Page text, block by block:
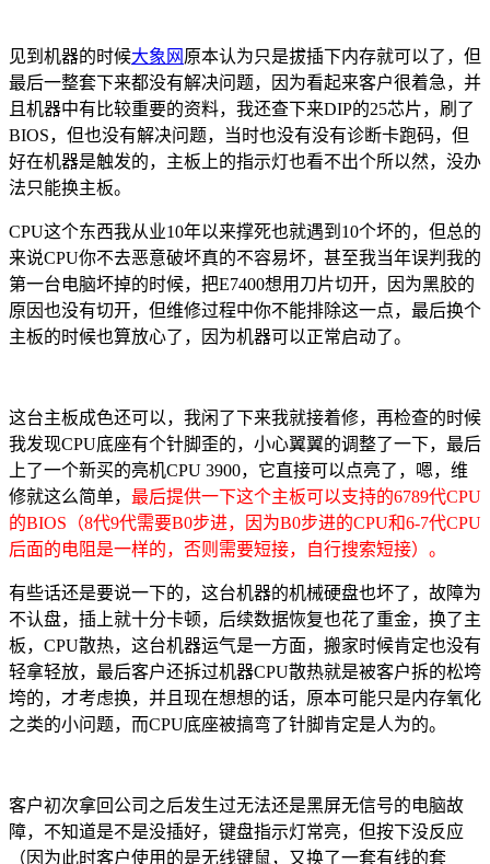
见到机器的时候大象网 原本认为只是拔插下内存就可以了，但
最后一整套下来都没有解决问题，因为看起来客户很着急，并
且机器中有比较重要的资料，我还查下来DIP的25芯片，刷了
BIOS，但也没有解决问题，当时也没有没有诊断卡跑码，但
好在机器是触发的，主板上的指示灯也看不出个所以然，没办
法只能换主板。
CPU这个东西我从业10年以来撑死也就遇到10个坏的，但总的
来说CPU你不去恶意破坏真的不容易坏，甚至我当年误判我的
第一台电脑坏掉的时候，把E7400想用刀片切开，因为黑胶的
原因也没有切开，但维修过程中你不能排除这一点，最后换个
主板的时候也算放心了，因为机器可以正常启动了。
这台主板成色还可以，我闲了下来我就接着修，再检查的时候
我发现CPU底座有个针脚歪的，小心翼翼的调整了一下，最后
上了一个新买的亮机CPU 3900，它直接可以点亮了，嗯，维
修就这么简单， 最后提供一下这个主板可以支持的6789代CPU
的BIOS（8代9代需要B0步进，因为B0步进的CPU和6-7代CPU
后面的电阻是一样的，否则需要短接，自行搜索短接）。
有些话还是要说一下的，这台机器的机械硬盘也坏了，故障为
不认盘，插上就十分卡顿，后续数据恢复也花了重金，换了主
板，CPU散热，这台机器运气是一方面，搬家时候肯定也没有
轻拿轻放，最后客户还拆过机器CPU散热就是被客户拆的松垮
垮的，才考虑换，并且现在想想的话，原本可能只是内存氧化
之类的小问题，而CPU底座被搞弯了针脚肯定是人为的。
客户初次拿回公司之后发生过无法还是黑屏无信号的电脑故
障，不知道是不是没插好，键盘指示灯常亮，但按下没反应
（因为此时客户使用的是无线键鼠，又换了一套有线的套